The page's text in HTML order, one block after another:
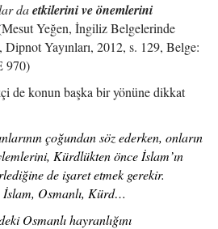
daetkilerini ve önemlerini
Mesut Yeğen, İngiliz Belgelerinde
Yayınları, 2012, s. 129, Belge:
970)
konun başka bir yönüne dikkat
çoğundan söz ederken, onların
Kürdlükten önce İslam’ın
de işaret etmek gerekir.
İslam, Osmanlı, Kürd…
Osmanlı hayranlığını